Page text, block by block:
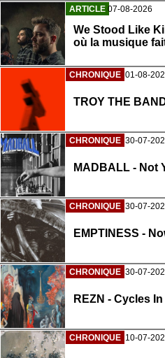
ARTICLE 07-08-2026
We Stood Like
où la musique
CHRONIQUE 01-08-
TROY THE
CHRONIQUE 30-07-
MADBALL - Not
CHRONIQUE 30-07-
EMPTINESS -
CHRONIQUE 30-07-
REZN - Cycles
CHRONIQUE 10-07-